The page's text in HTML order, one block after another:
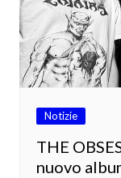
Notizie
THE
nuovo